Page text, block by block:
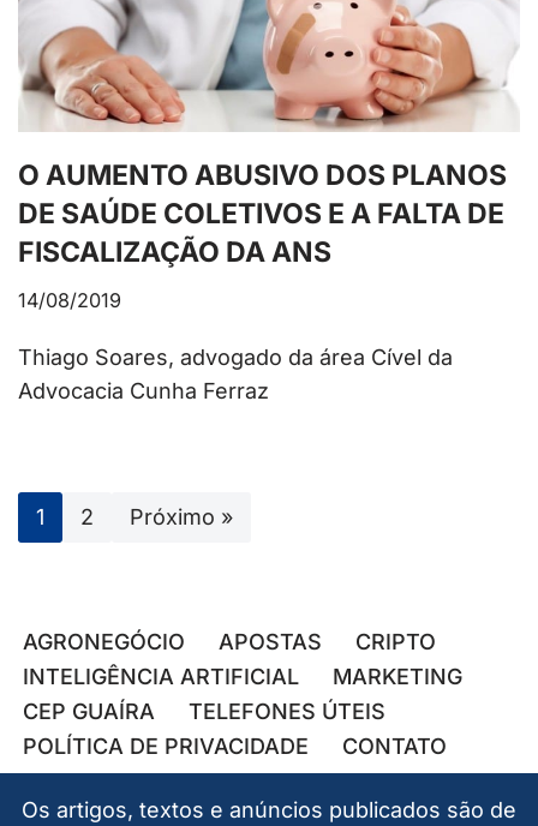
O AUMENTO ABUSIVO DOS PLANOS
DE SAÚDE COLETIVOS E A FALTA DE
FISCALIZAÇÃO DA ANS
14/08/2019
Thiago Soares, advogado da área Cível da
Advocacia Cunha Ferraz
1 2 Próximo »
AGRONEGÓCIO APOSTAS
CRIPTO
INTELIGÊNCIA ARTIFICIAL
MARKETING
CEP GUAÍRA
TELEFONES ÚTEIS
POLÍTICA DE PRIVACIDADE
CONTATO
Os artigos, textos e anúncios publicados são de